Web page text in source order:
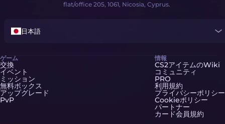
flat/office 205, 1061, Nicosia, Cyprus.
日本語
ゲーム
交換
イベント
ミッション
無料ボックス
アップグレード
PvP
情報
CS2アイテムのWiki
コミュニティ
PRO
利用規約
プライバシーポリシー
Cookieポリシー
パートナー
カード会員規約